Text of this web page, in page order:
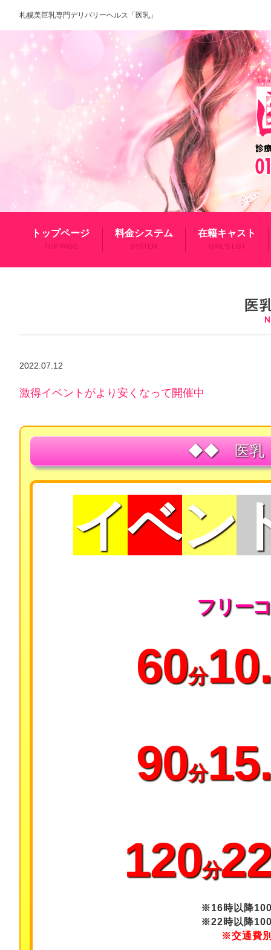
札幌美巨乳専門デリバリーヘルス「医乳」
トップページ
TOP PAGE
料金システム
SYSTEM
在籍キャスト
GIRL'S LIST
2022.07.12
激得イベントがより安くなって開催中
◆◆医乳
イベン
フリー
60分
90分
120分
※16時以降
※22時以降
※交通費